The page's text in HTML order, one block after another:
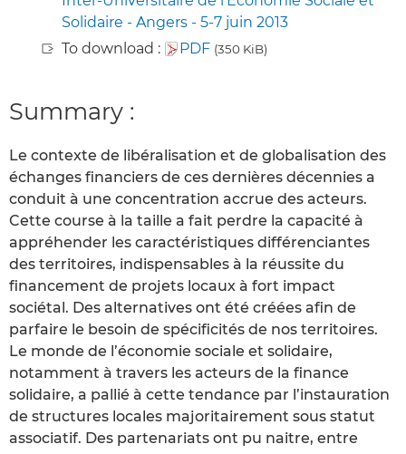
Solidaire - Angers - 5-7 juin 2013
To download :
PDF (350 KiB)
Summary :
Le contexte de libéralisation et de globalisation des
échanges financiers de ces dernières décennies a
conduit à une concentration accrue des acteurs.
Cette course à la taille a fait perdre la capacité à
appréhender les caractéristiques différenciantes
des territoires, indispensables à la réussite du
financement de projets locaux à fort impact
sociétal. Des alternatives ont été créées afin de
parfaire le besoin de spécificités de nos territoires.
Le monde de l’économie sociale et solidaire,
notamment à travers les acteurs de la finance
solidaire, a pallié à cette tendance par l’instauration
de structures locales majoritairement sous statut
associatif. Des partenariats ont pu naitre, entre